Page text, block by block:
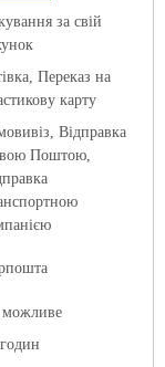
за свій
Переказ на
карту
Відправка
Поштою,